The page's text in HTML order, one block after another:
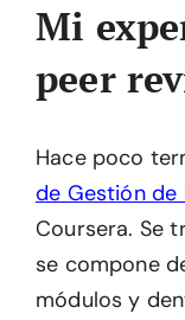
Mi
peer
Hace poco
de Gestión de
Coursera. Se
se compone
módulos y